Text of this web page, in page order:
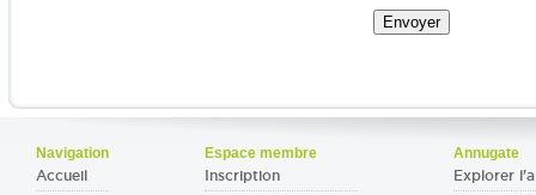
Navigation
Accueil
Espace membre
Inscription
Annugate
Explorer